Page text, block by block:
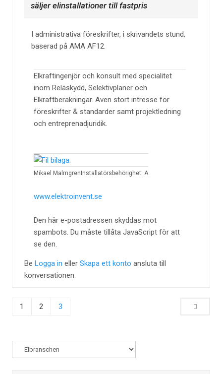
säljer elinstallationer till fastpris
I administrativa föreskrifter, i skrivandets stund,
baserad på AMA AF12.
Elkraftingenjör och konsult med specialitet
inom Reläskydd, Selektivplaner och
Elkraftberäkningar. Även stort intresse för
föreskrifter & standarder samt projektledning
och entreprenadjuridik.
Mikael Malmgren Installatörsbehörighet: A
www.elektroinvent.se
Den här e-postadressen skyddas mot
spambots. Du måste tillåta JavaScript för att
se den.
Be Logga in eller Skapa ett konto ansluta till
konversationen.
1 2 3